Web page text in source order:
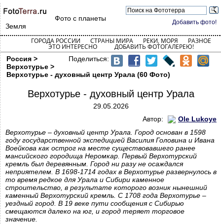
Добавить фото!
Фото с планеты
Земля
ГОРОДА РОССИИ СТРАНЫ МИРА РЕКИ, МОРЯ РАЗНОЕ
ЭТО ИНТЕРЕСНО ДОБАВИТЬ ФОТОГАЛЕРЕЮ!
Поделиться:
Россия >
Верхотурье >
Верхотурье - духовный центр Урала (60 Фото)
Верхотурье - духовный центр Урала
29.05.2026
Автор:
Ole Lukoye
Верхотурье – духовный центр Урала. Город основан в 1598
году государственной экспедицией Василия Головина и Ивана
Воейкова как острог на месте существовавшего ранее
мансийского городища Неромкар. Первый Верхотурский
кремль был деревянным. Город ни разу не осаждался
неприятелем. В 1698-1714 годах в Верхотурье развернулось в
то время редкое для Урала и Сибири каменное
строительство, в результате которого возник нынешний
каменный Верхотурский кремль. С 1708 года Верхотурье –
уездный город. В 19 веке пути сообщения с Сибирью
смещаются далеко на юг, и город теряет торговое
значение.